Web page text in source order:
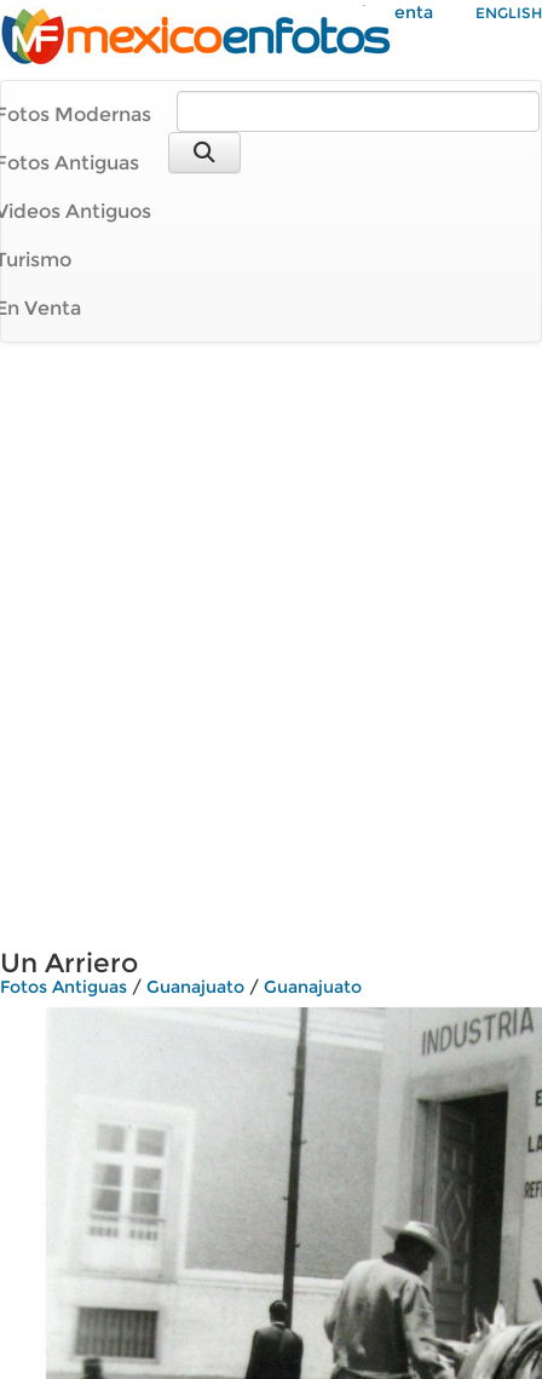
Mi Cuenta ENGLISH
Modernas
Antiguas
Antiguos
Venta
Un Arriero
Fotos Antiguas / Guanajuato / Guanajuato